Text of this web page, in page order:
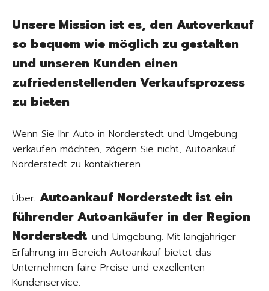
Unsere Mission ist es, den Autoverkauf
so bequem wie möglich zu gestalten
und unseren Kunden einen
zufriedenstellenden Verkaufsprozess
zu bieten
Wenn Sie Ihr Auto in Norderstedt und Umgebung
verkaufen möchten, zögern Sie nicht, Autoankauf
Norderstedt zu kontaktieren.
Über: Autoankauf Norderstedt ist ein
führender Autoankäufer in der Region
Norderstedt und Umgebung. Mit langjähriger
Erfahrung im Bereich Autoankauf bietet das
Unternehmen faire Preise und exzellenten
Kundenservice.